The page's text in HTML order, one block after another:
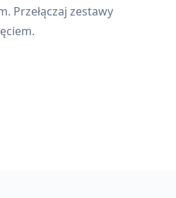
Przełączaj zestawy